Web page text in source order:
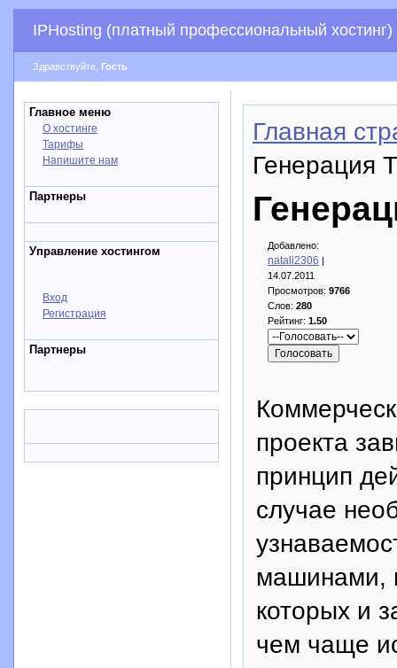
IPHosting (платный профессиональный хостинг)
Здравствуйте, Гость
Главное меню
О хостинге
Тарифы
Напишите нам
Партнеры
Управление хостингом
Вход
Регистрация
Партнеры
Главная
Генерация
Добавлено:
natali2306 |
14.07.2011
Просмотров: 9766
Слов: 280
Рейтинг: 1.50
проекта
принцип
случае
машинами,
которых и
чем чаще